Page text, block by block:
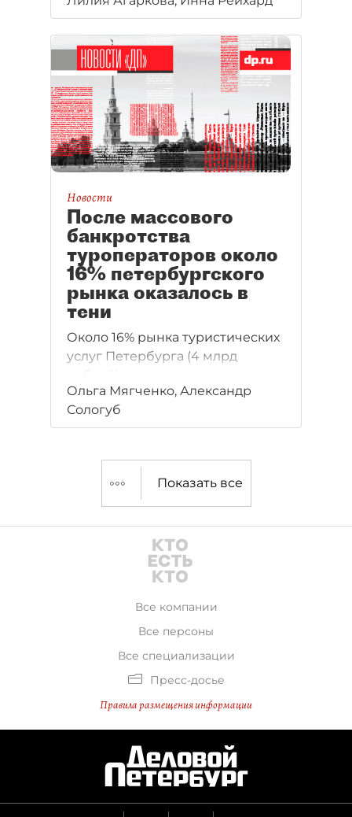
оказались просто
предвыборные лозунги.
Новости
После массового
банкротства
туроператоров около
16% петербургского
рынка оказалось в
тени
Около 16% рынка туристических
услуг Петербурга (4 млрд
нелегальных маклеров —
бывших сотрудников турфирм,
прекративших деятельность в
Ольга Мягченко, Александр
Сологуб
Показать все
Все компании
Все персоны
Все специализации
Пресс-досье
Правила размещения информации